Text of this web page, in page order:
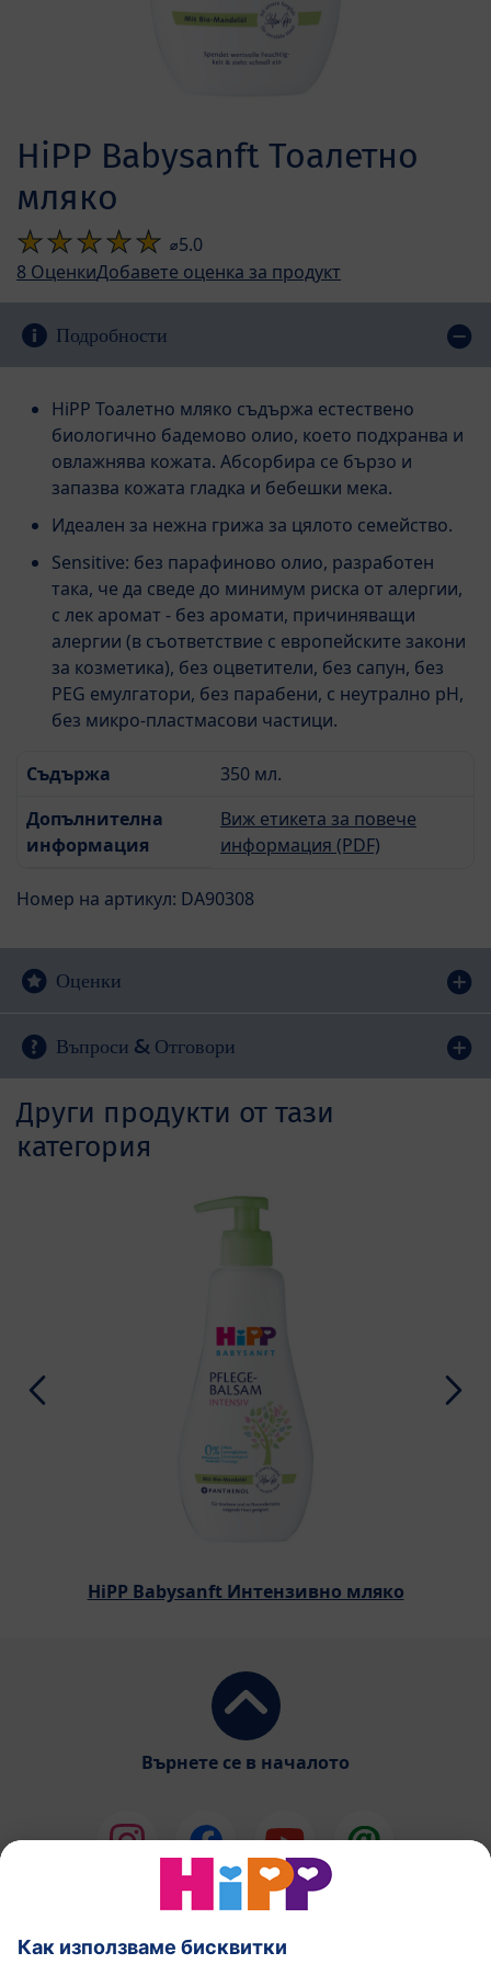
HiPP Babysanft Тоалетно
мляко
⌀5.0
8 ОценкиДобавете оценка за продукт
Подробности
HiPP Тоалетно мляко съдържа естествено
биологично бадемово олио, което подхранва и
овлажнява кожата. Абсорбира се бързо и
запазва кожата гладка и бебешки мека.
Идеален за нежна грижа за цялото семейство.
Sensitive: без парафиново олио, разработен
така, че да сведе до минимум риска от алергии,
с лек аромат - без аромати, причиняващи
алергии (в съответствие с европейските закони
за козметика), без оцветители, без сапун, без
PEG емулгатори, без парабени, с неутрално рН,
без микро-пластмасови частици.
Съдържа
350 мл.
Допълнителна
информация
Виж етикета за повече
информация (PDF)
Номер на артикул: DA90308
Оценки
Въпроси & Отговори
Други продукти от тази
категория
HiPP Babysanft Интензивно мляко
Върнете се в началото